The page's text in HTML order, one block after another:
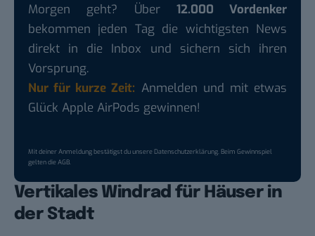
Morgen geht? Über 12.000 Vordenker
bekommen jeden Tag die wichtigsten News
direkt in die Inbox und sichern sich ihren
Vorsprung.
Nur für kurze Zeit: Anmelden und mit etwas
Glück Apple AirPods gewinnen!
Mit deiner Anmeldung bestätigst du unsereDatenschutzerklärung. Beim Gewinnspiel
gelten dieAGB.
Vertikales Windrad für Häuser in
der Stadt